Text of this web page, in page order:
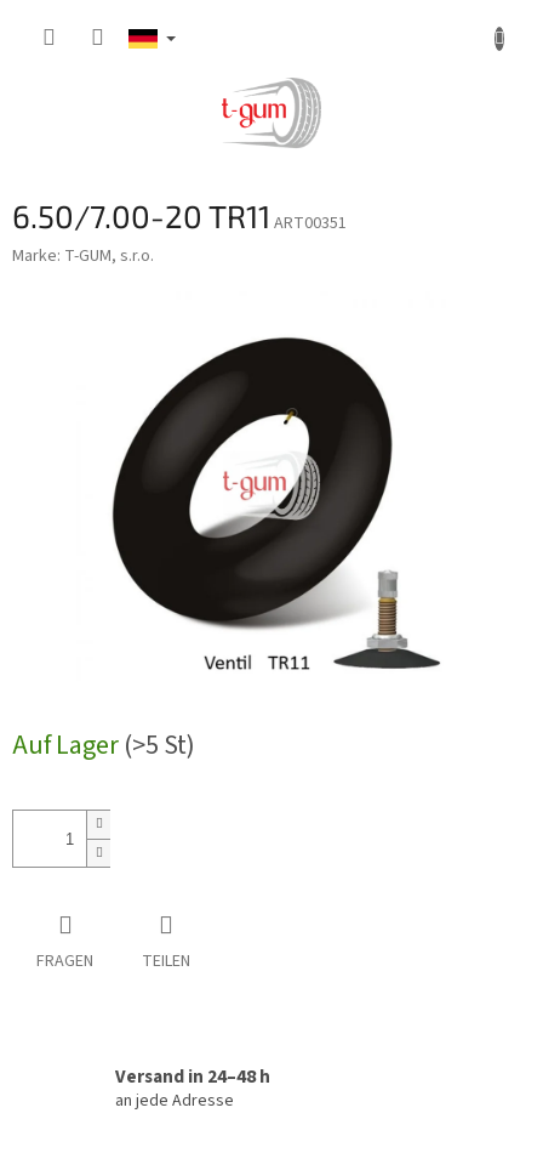
6.50/7.00-20 TR11 ART00351
Marke: T-GUM, s.r.o.
Auf Lager(>5 St)
FRAGEN TEILEN
Versand in 24–48 h
an jede Adresse